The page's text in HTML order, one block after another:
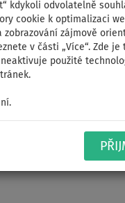
kdykoli odvolatelně
cookie k optimalizaci
zájmově
v části „Více“. Zde
použité
A MOTORY PÁDLA